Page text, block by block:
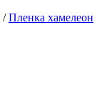
/Пленка хамелеон